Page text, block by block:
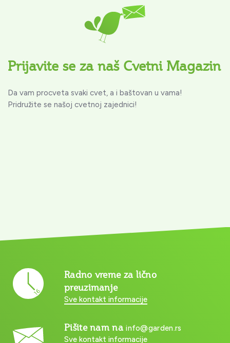
Prijavite se za naš Cvetni Magazin
Da vam procveta svaki cvet, a i baštovan u vama!
Pridružite se našoj cvetnoj zajednici!
Radno vreme za lično
preuzimanje
Sve kontakt informacije
Pišite nam nainfo@garden.rs
Sve kontakt informacije